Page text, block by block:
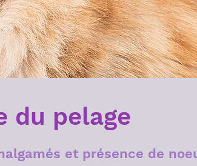
du pelage
et présence de